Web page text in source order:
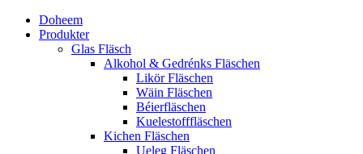
Doheem
Produkter
Glas Fläsch
Alkohol & Gedrénks Fläschen
Likör Fläschen
Wäin Fläschen
Béierfläschen
Kuelestofffläschen
Kichen Fläschen
Ueleg Fläschen